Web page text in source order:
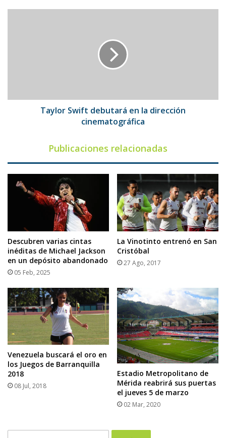
Taylor Swift debutará en la dirección
cinematográfica
Publicaciones relacionadas
Descubren varias cintas
inéditas de Michael Jackson
en un depósito abandonado
05 Feb, 2025
La Vinotinto entrenó en San
Cristóbal
27 Ago, 2017
Venezuela buscará el oro en
los Juegos de Barranquilla
2018
08 Jul, 2018
Estadio Metropolitano de
Mérida reabrirá sus puertas
el jueves 5 de marzo
02 Mar, 2020